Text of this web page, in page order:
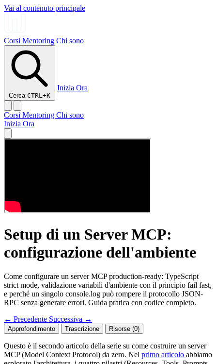
Vai al contenuto principale
Corsi Mentoring Chi sono
Cerca CTRL+K
Inizia Ora
Corsi Mentoring Chi sono
Inizia Ora
Setup di un Server MCP:
configurazione dell'ambiente
Come configurare un server MCP production-ready: TypeScript
strict mode, validazione variabili d'ambiente con il principio fail fast,
e perché un singolo console.log può rompere il protocollo JSON-
RPC senza generare errori. Guida pratica con codice completo.
← Precedente Successiva →
Approfondimento Trascrizione Risorse (0)
Questo è il secondo articolo della serie su come costruire un server
MCP (Model Context Protocol) da zero. Nel primo articolo abbiamo